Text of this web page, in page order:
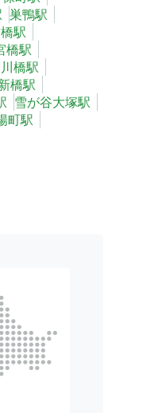
巣鴨駅
駅
橋駅
橋駅
橋駅
雪が谷大塚駅
町駅